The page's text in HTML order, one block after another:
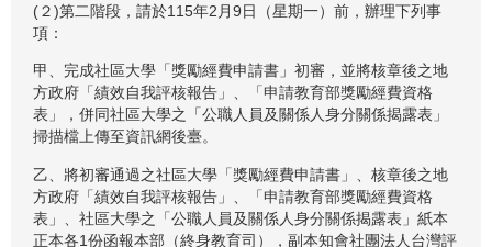
(２)第二階段，請於115年2月9日（星期一）前，辦理下列事
項：
甲、完成社區大學「獎勵經費申請書」初審，並將核章後之地
方政府「績效自我評核報告」、「申請教育部獎勵經費資格
表」，併同社區大學之「公職人員及關係人身分關係揭露表」
掃描檔上傳至資訊網後臺。
乙、將初審通過之社區大學「獎勵經費申請書」、核章後之地
方政府「績效自我評核報告」、「申請教育部獎勵經費資格
表」、社區大學之「公職人員及關係人身分關係揭露表」紙本
正本各1份函報本部（終身教育司），副本知會社團法人台灣評